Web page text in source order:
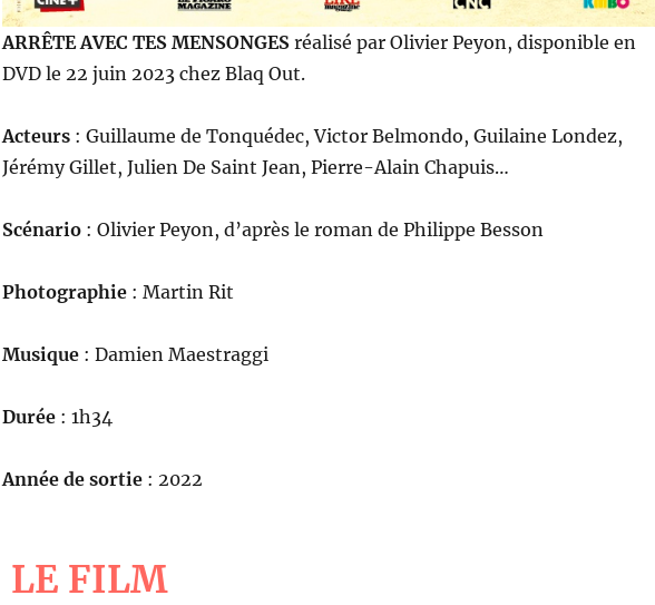
ARRÊTE AVEC TES MENSONGESréalisé par Olivier Peyon, disponible en
DVD le 22 juin 2023 chez Blaq Out.
Acteurs: Guillaume de Tonquédec, Victor Belmondo, Guilaine Londez,
Jérémy Gillet, Julien De Saint Jean, Pierre-Alain Chapuis…
Scénario: Olivier Peyon, d’après le roman de Philippe Besson
Photographie: Martin Rit
Musique : Damien Maestraggi
Durée: 1h34
Année de sortie : 2022
LE FILM